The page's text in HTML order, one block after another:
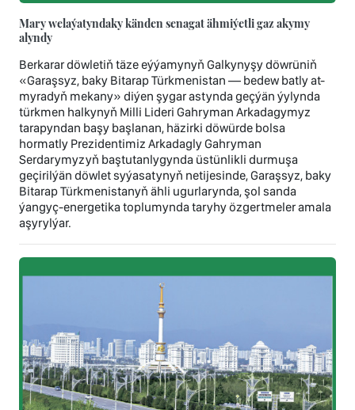
Mary welaýatyndaky känden senagat ähmiýetli gaz akymy
alyndy
Berkarar döwletiň täze eýýamynyň Galkynyşy döwrüniň
«Garaşsyz, baky Bitarap Türkmenistan — bedew batly at-
myradyň mekany» diýen şygar astynda geçýän ýylynda
türkmen halkynyň Milli Lideri Gahryman Arkadagymyz
tarapyndan başy başlanan, häzirki döwürde bolsa
hormatly Prezidentimiz Arkadagly Gahryman
Serdarymyzyň baştutanlygynda üstünlikli durmuşa
geçirilýän döwlet syýasatynyň netijesinde, Garaşsyz, baky
Bitarap Türkmenistanyň ähli ugurlarynda, şol sanda
ýangyç-energetika toplumynda taryhy özgertmeler amala
aşyrylýar.